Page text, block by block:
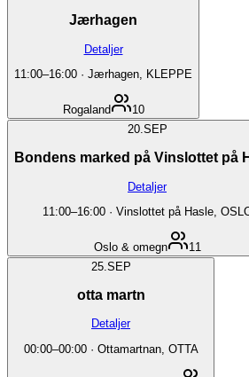
Jærhagen
Detaljer
11:00–16:00 · Jærhagen, KLEPPE
Rogaland
10
20.SEP
Bondens marked på Vinslottet på
Detaljer
11:00–16:00· Vinslottet på Hasle,
Oslo & omegn
11
25.SEP
otta martn
Detaljer
00:00–00:00· Ottamartnan, OTTA